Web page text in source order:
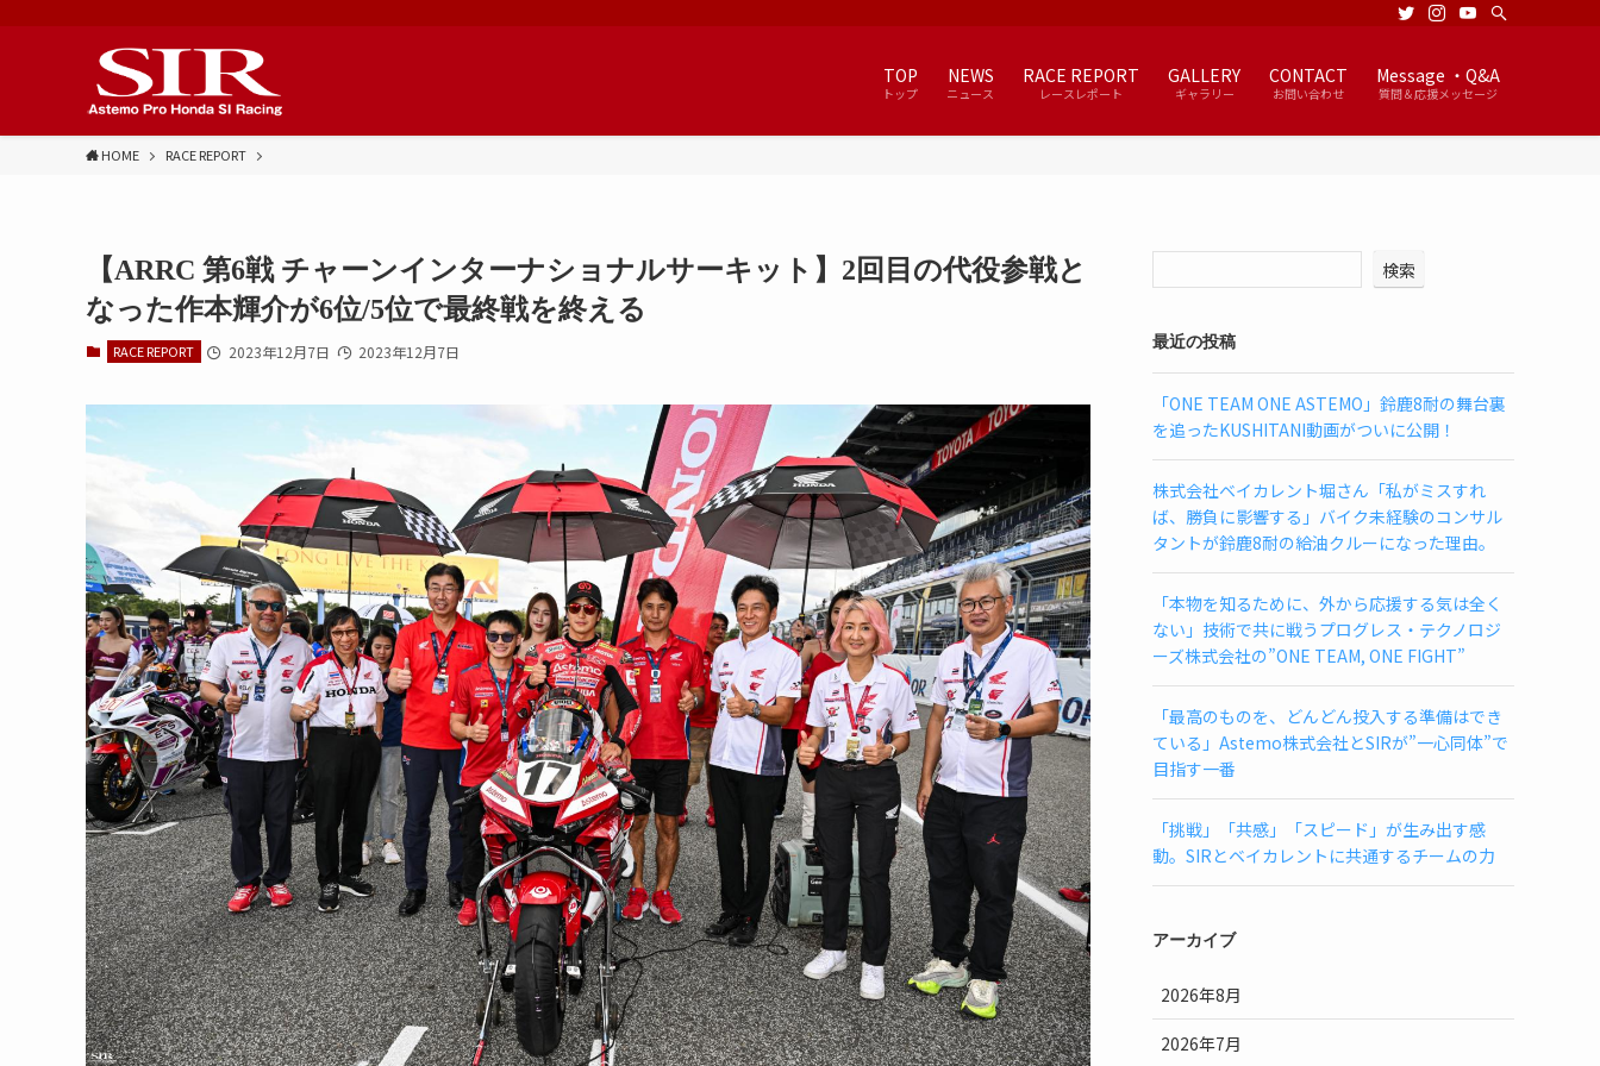
TOP
トップ
NEWS
ニュース
RACE REPORT
レースレポート
GALLERY
ギャラリー
CONTACT
お問い合わせ
Message ・Q&A
質問＆応援メッセージ
HOME RACE REPORT
【ARRC 第6戦 チャーンインターナショナルサーキット】2回目の代役参戦と
なった作本輝介が6位/5位で最終戦を終える
RACE REPORT 2023年12月7日 2023年12月7日
検索
最近の投稿
「ONE TEAM ONE ASTEMO」鈴鹿8耐の舞台裏
を追ったKUSHITANI動画がついに公開！
株式会社ベイカレント堀さん「私がミスすれ
ば、勝負に影響する」バイク未経験のコンサル
タントが鈴鹿8耐の給油クルーになった理由。
「本物を知るために、外から応援する気は全く
ない」技術で共に戦うプログレス・テクノロジ
ーズ株式会社の”ONE TEAM, ONE FIGHT”
「最高のものを、どんどん投入する準備はでき
ている」Astemo株式会社とSIRが”一心同体”で
目指す一番
「挑戦」「共感」「スピード」が生み出す感
動。SIRとベイカレントに共通するチームの力
アーカイブ
2026年8月
2026年7月